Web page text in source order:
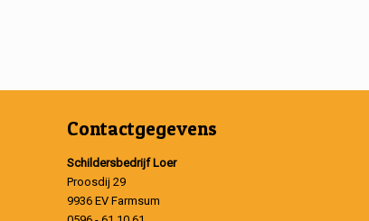
Contactgegevens
Schildersbedrijf Loer
Proosdij 29
9936 EV Farmsum